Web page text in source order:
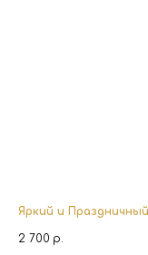
Яркий и
2 700 р.